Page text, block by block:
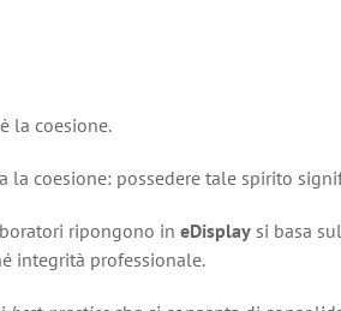
la coesione.
la coesione: possedere tale spirito
ripongono in eDisplay si basa
integrità professionale.